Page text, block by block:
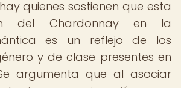
quienes sostienen que esta
del Chardonnay en la
es un reflejo de los
y de clase presentes en
argumenta que al asociar